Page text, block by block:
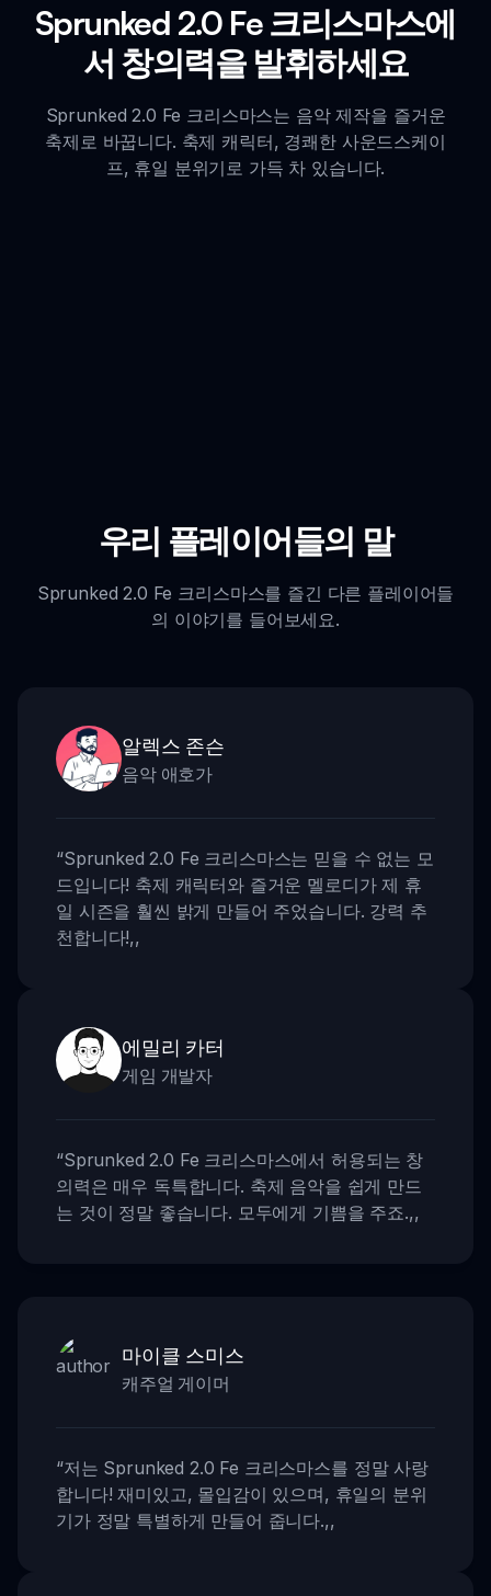
Sprunked 2.0 Fe 크리스마스에
서 창의력을 발휘하세요
Sprunked 2.0 Fe 크리스마스는 음악 제작을 즐거운
축제로 바꿉니다. 축제 캐릭터, 경쾌한 사운드스케이
프, 휴일 분위기로 가득 차 있습니다.
우리 플레이어들의 말
Sprunked 2.0 Fe 크리스마스를 즐긴 다른 플레이어들
의 이야기를 들어보세요.
알렉스 존슨
음악 애호가
“Sprunked 2.0 Fe 크리스마스는 믿을 수 없는 모
드입니다! 축제 캐릭터와 즐거운 멜로디가 제 휴
일 시즌을 훨씬 밝게 만들어 주었습니다. 강력 추
천합니다!,,
에밀리 카터
게임 개발자
“Sprunked 2.0 Fe 크리스마스에서 허용되는 창
의력은 매우 독특합니다. 축제 음악을 쉽게 만드
는 것이 정말 좋습니다. 모두에게 기쁨을 주죠.,,
마이클 스미스
캐주얼 게이머
“저는 Sprunked 2.0 Fe 크리스마스를 정말 사랑
합니다! 재미있고, 몰입감이 있으며, 휴일의 분위
기가 정말 특별하게 만들어 줍니다.,,